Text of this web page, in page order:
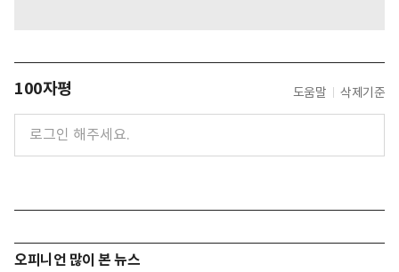
100자평 도움말 삭제기준
오피니언 많이 본 뉴스